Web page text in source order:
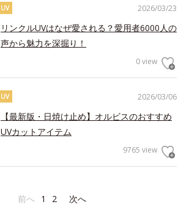
2026/03/23
UV
リンクルUVはなぜ愛される？愛用者6000人の
声から魅力を深掘り！
0 view
2026/03/06
UV
【最新版・日焼け止め】オルビスのおすすめ
UVカットアイテム
9765 view
前へ 1 2 次へ